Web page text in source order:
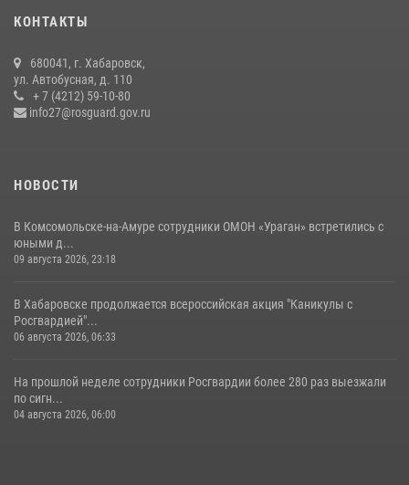
27 июля 2026, 01:42
гражданам государственные услуги в сфере оборота оружия,
частной детективной и охранной деятельности
17 июля 2026, 03:45
КОНТАКТЫ
680041, г. Хабаровск,
ул. Автобусная, д. 110
+ 7 (4212) 59-10-80
info27@rosguard.gov.ru
НОВОСТИ
В Комсомольске-на-Амуре сотрудники ОМОН «Ураган» встретились с
юными д...
09 августа 2026, 23:18
В Хабаровске продолжается всероссийская акция "Каникулы с
Росгвардией"...
06 августа 2026, 06:33
На прошлой неделе сотрудники Росгвардии более 280 раз выезжали
по сигн...
04 августа 2026, 06:00